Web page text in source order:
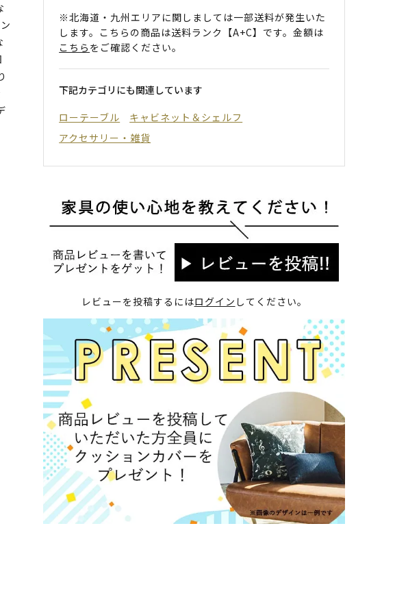
※北海道・九州エリアに関しましては一部送料が発生いた
します。こちらの商品は送料ランク【A+C】です。金額は
こちら をご確認ください。
下記カテゴリにも関連しています
ローテーブル
キャビネット＆シェルフ
アクセサリー・雑貨
レビューを投稿するにはログイン してください。